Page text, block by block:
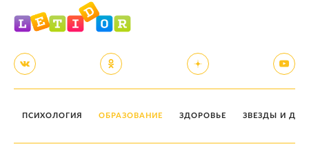
ПСИХОЛОГИЯ ОБРАЗОВАНИЕ ЗДОРОВЬЕ ЗВЕЗДЫ И